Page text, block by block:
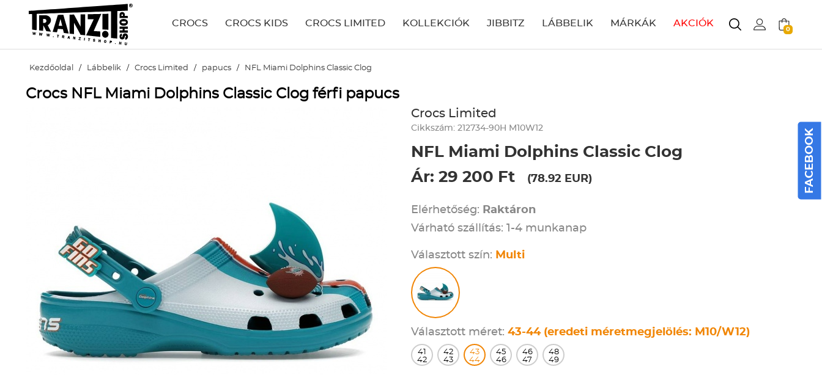
CROCS CROCS KIDS CROCS LIMITED KOLLEKCIÓK JIBBITZ LÁBBELIK MÁRKÁK AKCIÓK
0
Kezdőoldal / Lábbelik / Crocs Limited / papucs / NFL Miami Dolphins Classic Clog
Crocs NFL Miami Dolphins Classic Clog férfi papucs
Crocs Limited
Cikkszám: 212734-90H M10W12
NFL Miami Dolphins Classic Clog
Ár: 29 200 Ft
(78.92 EUR)
Elérhetőség: Raktáron
Várható szállítás: 1-4 munkanap
Választott szín: Multi
Választott méret: 43-44 (eredeti méretmegjelölés: M10/W12)
41
42
42
43
43
44
45
46
46
47
48
49
FACEBOOK